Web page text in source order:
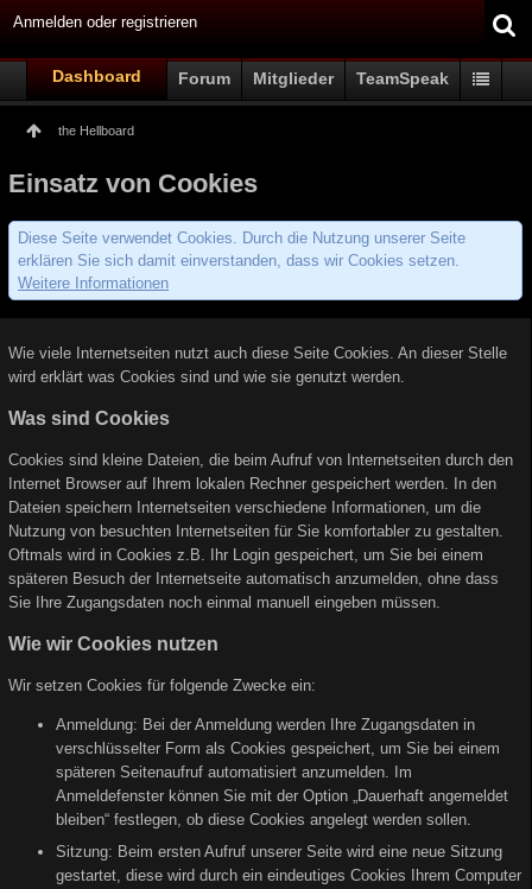
Anmelden oder registrieren
Dashboard Forum Mitglieder TeamSpeak
the Hellboard
Einsatz von Cookies
Diese Seite verwendet Cookies. Durch die Nutzung unserer Seite
erklären Sie sich damit einverstanden, dass wir Cookies setzen.
Weitere Informationen
Wie viele Internetseiten nutzt auch diese Seite Cookies. An dieser Stelle
wird erklärt was Cookies sind und wie sie genutzt werden.
Was sind Cookies
Cookies sind kleine Dateien, die beim Aufruf von Internetseiten durch den
Internet Browser auf Ihrem lokalen Rechner gespeichert werden. In den
Dateien speichern Internetseiten verschiedene Informationen, um die
Nutzung von besuchten Internetseiten für Sie komfortabler zu gestalten.
Oftmals wird in Cookies z.B. Ihr Login gespeichert, um Sie bei einem
späteren Besuch der Internetseite automatisch anzumelden, ohne dass
Sie Ihre Zugangsdaten noch einmal manuell eingeben müssen.
Wie wir Cookies nutzen
Wir setzen Cookies für folgende Zwecke ein:
Anmeldung: Bei der Anmeldung werden Ihre Zugangsdaten in
verschlüsselter Form als Cookies gespeichert, um Sie bei einem
späteren Seitenaufruf automatisiert anzumelden. Im
Anmeldefenster können Sie mit der Option „Dauerhaft angemeldet
bleiben“ festlegen, ob diese Cookies angelegt werden sollen.
Sitzung: Beim ersten Aufruf unserer Seite wird eine neue Sitzung
gestartet, diese wird durch ein eindeutiges Cookies Ihrem Computer